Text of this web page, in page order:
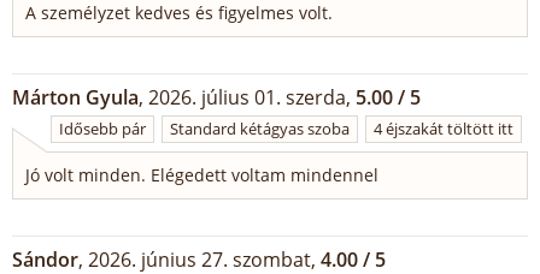
A személyzet kedves és figyelmes volt.
Márton Gyula, 2026. július 01. szerda, 5.00 / 5
Idősebb pár Standard kétágyas szoba 4 éjszakát töltött itt
Jó volt minden. Elégedett voltam mindennel
Sándor, 2026. június 27. szombat, 4.00 / 5